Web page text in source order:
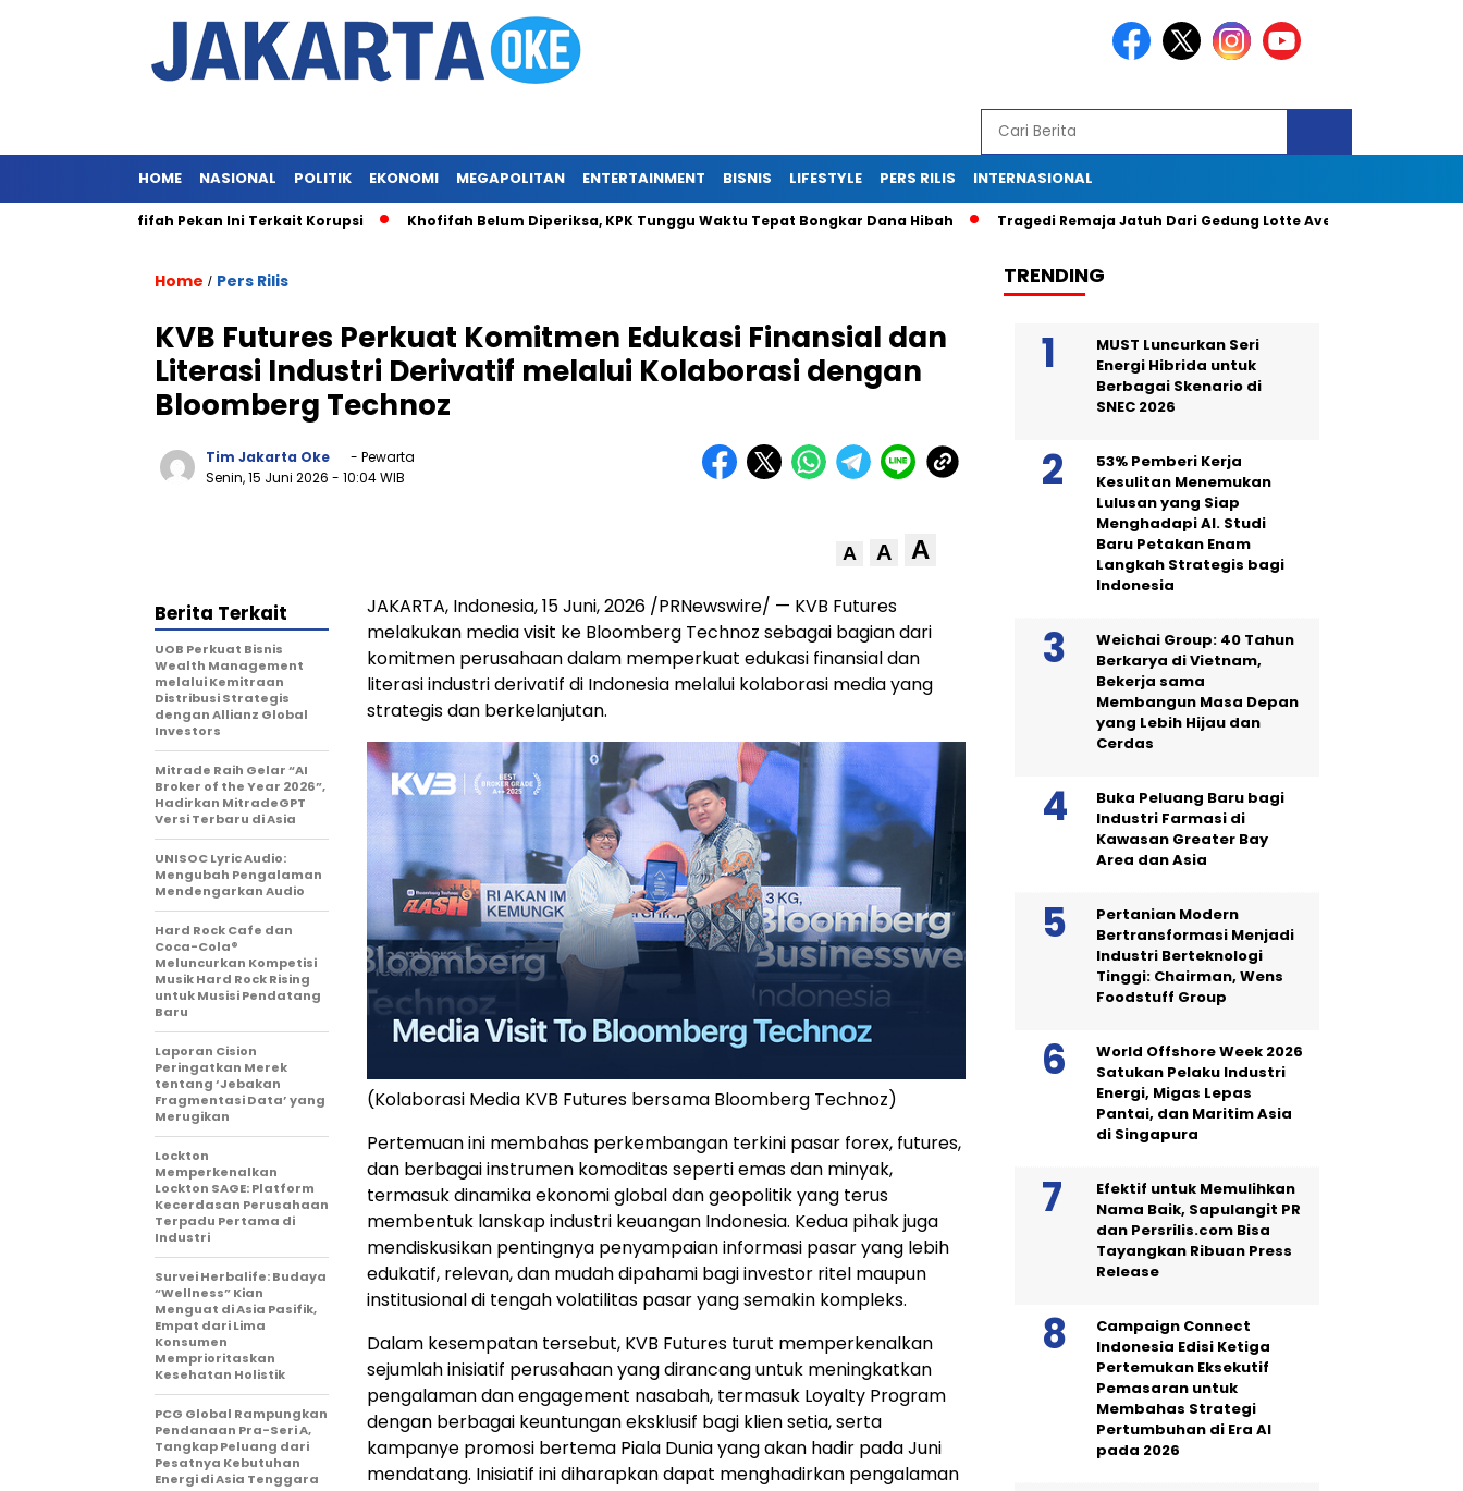
HOME NASIONAL POLITIK EKONOMI MEGAPOLITAN ENTERTAINMENT BISNIS LIFESTYLE PERS RILIS INTERNASIONAL
Khofifah Pekan Ini Terkait Korupsi Khofifah Belum Diperiksa, KPK Tunggu Waktu Tepat Bongkar Dana Hibah Tragedi Remaja Jatuh Dari Gedung Lotte Avenue: Kronologi, Saksi
Home / Pers Rilis
KVB Futures Perkuat Komitmen Edukasi Finansial dan
Literasi Industri Derivatif melalui Kolaborasi dengan
Bloomberg Technoz
Tim Jakarta Oke
- Pewarta
Senin, 15 Juni 2026 - 10:04 WIB
A A A
JAKARTA, Indonesia,15 Juni, 2026 /PRNewswire/ — KVB Futures
melakukan media visit ke Bloomberg Technoz sebagai bagian dari
komitmen perusahaan dalam memperkuat edukasi finansial dan
literasi industri derivatif di Indonesia melalui kolaborasi media yang
strategis dan berkelanjutan.
(Kolaborasi Media KVB Futures bersama Bloomberg Technoz)
Pertemuan ini membahas perkembangan terkini pasar forex, futures,
dan berbagai instrumen komoditas seperti emas dan minyak,
termasuk dinamika ekonomi global dan geopolitik yang terus
membentuk lanskap industri keuangan Indonesia. Kedua pihak juga
mendiskusikan pentingnya penyampaian informasi pasar yang lebih
edukatif, relevan, dan mudah dipahami bagi investor ritel maupun
institusional di tengah volatilitas pasar yang semakin kompleks.
Dalam kesempatan tersebut, KVB Futures turut memperkenalkan
sejumlah inisiatif perusahaan yang dirancang untuk meningkatkan
pengalaman dan engagement nasabah, termasuk Loyalty Program
dengan berbagai keuntungan eksklusif bagi klien setia, serta
kampanye promosi bertema Piala Dunia yang akan hadir pada Juni
mendatang. Inisiatif ini diharapkan dapat menghadirkan pengalaman
Berita Terkait
UOB Perkuat Bisnis
Wealth Management
melalui Kemitraan
Distribusi Strategis
dengan Allianz Global
Investors
Mitrade Raih Gelar “AI
Broker of the Year 2026”,
Hadirkan MitradeGPT
Versi Terbaru di Asia
UNISOC Lyric Audio:
Mengubah Pengalaman
Mendengarkan Audio
Hard Rock Cafe dan
Coca-Cola®
Meluncurkan Kompetisi
Musik Hard Rock Rising
untuk Musisi Pendatang
Baru
Laporan Cision
Peringatkan Merek
tentang ‘Jebakan
Fragmentasi Data’ yang
Merugikan
Lockton
Memperkenalkan
Lockton SAGE: Platform
Kecerdasan Perusahaan
Terpadu Pertama di
Industri
Survei Herbalife: Budaya
“Wellness” Kian
Menguat di Asia Pasifik,
Empat dari Lima
Konsumen
Memprioritaskan
Kesehatan Holistik
PCG Global Rampungkan
Pendanaan Pra-Seri A,
Tangkap Peluang dari
Pesatnya Kebutuhan
Energi di Asia Tenggara
TRENDING
MUST Luncurkan Seri
Energi Hibrida untuk
Berbagai Skenario di
SNEC 2026
53% Pemberi Kerja
Kesulitan Menemukan
Lulusan yang Siap
Menghadapi AI. Studi
Baru Petakan Enam
Langkah Strategis bagi
Indonesia
Weichai Group: 40 Tahun
Berkarya di Vietnam,
Bekerja sama
Membangun Masa Depan
yang Lebih Hijau dan
Cerdas
Buka Peluang Baru bagi
Industri Farmasi di
Kawasan Greater Bay
Area dan Asia
Pertanian Modern
Bertransformasi Menjadi
Industri Berteknologi
Tinggi: Chairman, Wens
Foodstuff Group
World Offshore Week 2026
Satukan Pelaku Industri
Energi, Migas Lepas
Pantai, dan Maritim Asia
di Singapura
Efektif untuk Memulihkan
Nama Baik, Sapulangit PR
dan Persrilis.com Bisa
Tayangkan Ribuan Press
Release
Campaign Connect
Indonesia Edisi Ketiga
Pertemukan Eksekutif
Pemasaran untuk
Membahas Strategi
Pertumbuhan di Era AI
pada 2026